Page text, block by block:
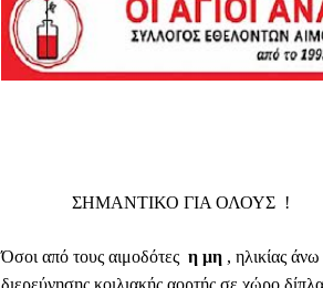
ΣΗΜΑΝΤΙΚΟ ΓΙΑ ΟΛΟΥΣ !
Όσοι από τους αιμοδότες η μη , ηλικίας
διερεύνησης κοιλιακής αορτής σε χώρο